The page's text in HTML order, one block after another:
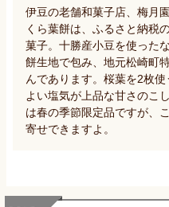
伊豆の老舗和菓子店、梅月
くら葉餅は、ふるさと納税
菓子。十勝産小豆を使った
餅生地で包み、地元松崎町
んであります。桜葉を2枚
よい塩気が上品な甘さのこ
は春の季節限定品ですが、
寄せできますよ。